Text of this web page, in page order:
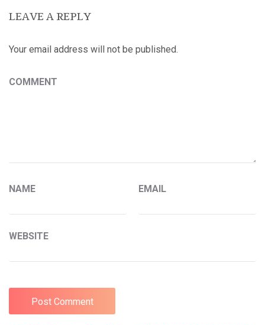
LEAVE A REPLY
Your email address will not be published.
COMMENT
NAME EMAIL
WEBSITE